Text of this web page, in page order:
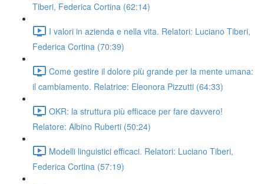
Tiberi, Federica Cortina (62:14)
I valori in azienda e nella vita. Relatori: Luciano Tiberi,
Federica Cortina (70:39)
Come gestire il dolore più grande per la mente umana:
il cambiamento. Relatrice: Eleonora Pizzutti (64:33)
OKR: la struttura più efficace per fare davvero!
Relatore: Albino Ruberti (50:24)
Modelli linguistici efficaci. Relatori: Luciano Tiberi,
Federica Cortina (57:19)